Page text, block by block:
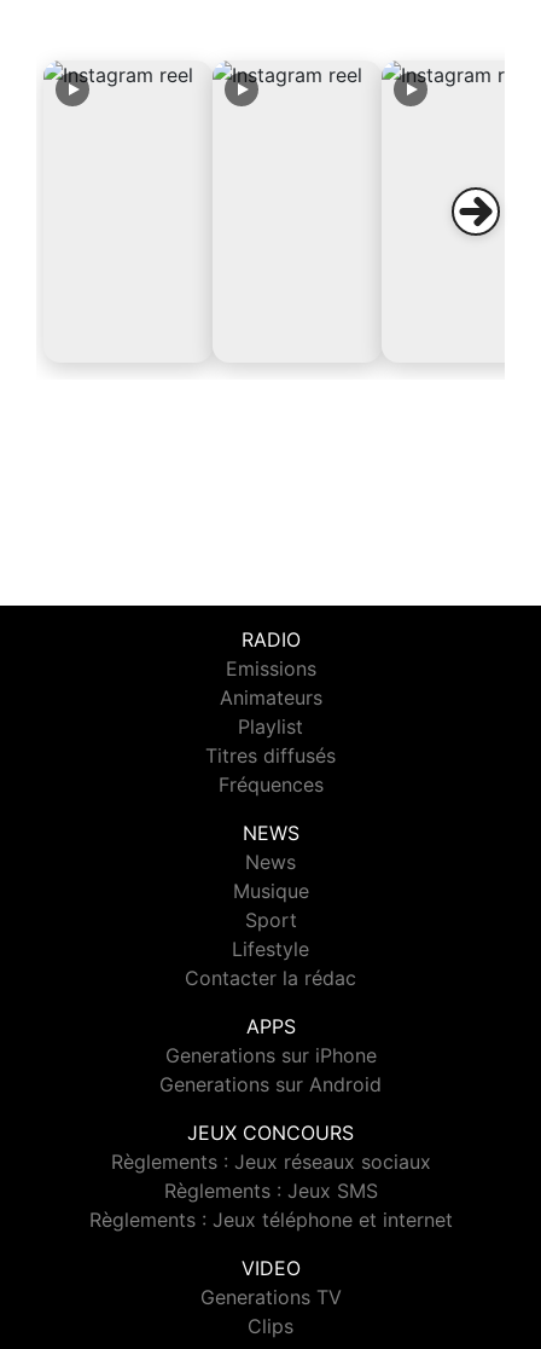
RADIO
Emissions
Animateurs
Playlist
Titres diffusés
Fréquences
NEWS
News
Musique
Sport
Lifestyle
Contacter la rédac
APPS
Generations sur iPhone
Generations sur Android
JEUX CONCOURS
Règlements : Jeux réseaux sociaux
Règlements : Jeux SMS
Règlements : Jeux téléphone et internet
VIDEO
Generations TV
Clips